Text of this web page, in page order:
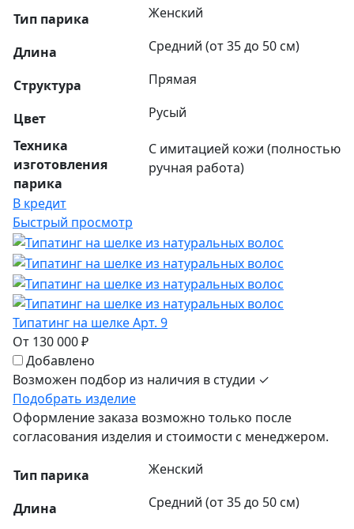
Тип парика Женский
Длина Средний (от 35 до 50 см)
Структура Прямая
Цвет
Русый
Техника
изготовления
парика
С имитацией кожи (полностью
ручная работа)
В кредит
Быстрый просмотр
Типатинг на шелке Арт. 9
От 130 000 ₽
Добавлено
Возможен подбор из наличия в студии ✓
Подобрать изделие
Оформление заказа возможно только после
согласования изделия и стоимости с менеджером.
Тип парика Женский
Длина Средний (от 35 до 50 см)